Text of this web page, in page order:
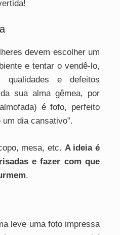
devem escolher um
e tentar o vendê-lo,
qualidades e defeitos
sua alma gêmea, por
é fofo, perfeito
dia cansativo”.
mesa, etc. A ideia é
e fazer com que
.
leve uma foto impressa